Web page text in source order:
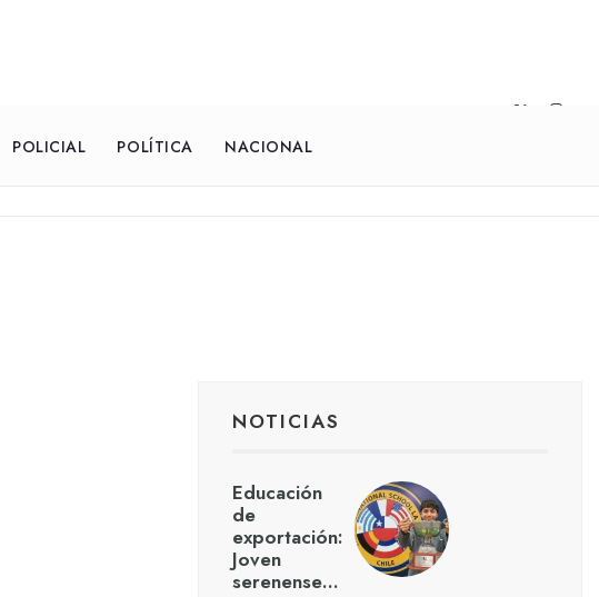
POLICIAL POLÍTICA NACIONAL
NOTICIAS
Educación
de
exportación:
Joven
serenense…